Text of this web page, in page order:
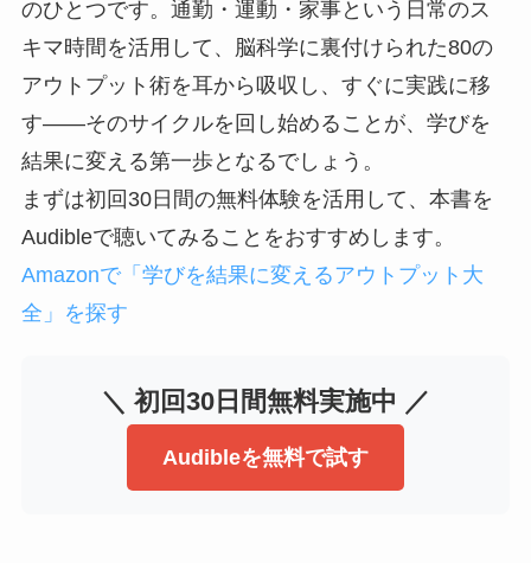
のひとつです。通勤・運動・家事という日常のス
キマ時間を活用して、脳科学に裏付けられた80の
アウトプット術を耳から吸収し、すぐに実践に移
す——そのサイクルを回し始めることが、学びを
結果に変える第一歩となるでしょう。
まずは初回30日間の無料体験を活用して、本書を
Audibleで聴いてみることをおすすめします。
Amazonで「学びを結果に変えるアウトプット大
全」を探す
＼ 初回30日間無料実施中 ／
Audibleを無料で試す